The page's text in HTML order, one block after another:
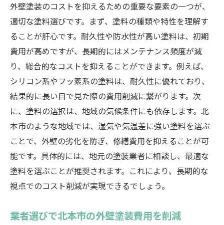
外壁塗装のコストを抑えるための重要な要素の一つが、
適切な塗料選びです。まず、塗料の種類や特性を理解す
ることが肝心です。耐久性や防水性が高い塗料は、初期
費用が高めですが、長期的にはメンテナンス頻度が減
り、総合的なコストを抑えることができます。例えば、
シリコン系やフッ素系の塗料は、耐久性に優れており、
結果的に長い目で見た際の費用削減に繋がります。次
に、塗料の選択は、地域の気候条件にも依存します。北
本市のような地域では、湿気や気温差に強い塗料を選ぶ
ことで、外壁の劣化を防ぎ、修繕費用を抑えることが可
能です。具体的には、地元の塗装業者に相談し、最適な
塗料を選ぶことが推奨されます。これにより、長期的な
視点でのコスト削減が実現できるでしょう。
業者選びで北本市の外壁塗装費用を削減